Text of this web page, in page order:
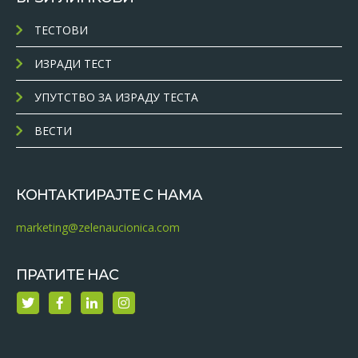
ТЕСТОВИ
ИЗРАДИ ТЕСТ
УПУТСТВО ЗА ИЗРАДУ ТЕСТА
ВЕСТИ
КОНТАКТИРАЈТЕ С НАМА
marketing@zelenaucionica.com
ПРАТИТЕ НАС